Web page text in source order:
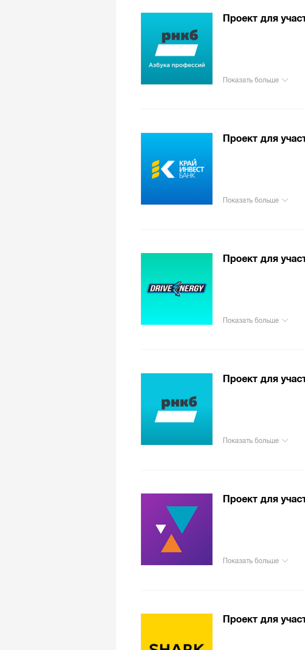
Проект для
Показать больше
Проект для
Показать больше
Проект для
Показать больше
Проект для
Показать больше
Проект для
Показать больше
Проект для